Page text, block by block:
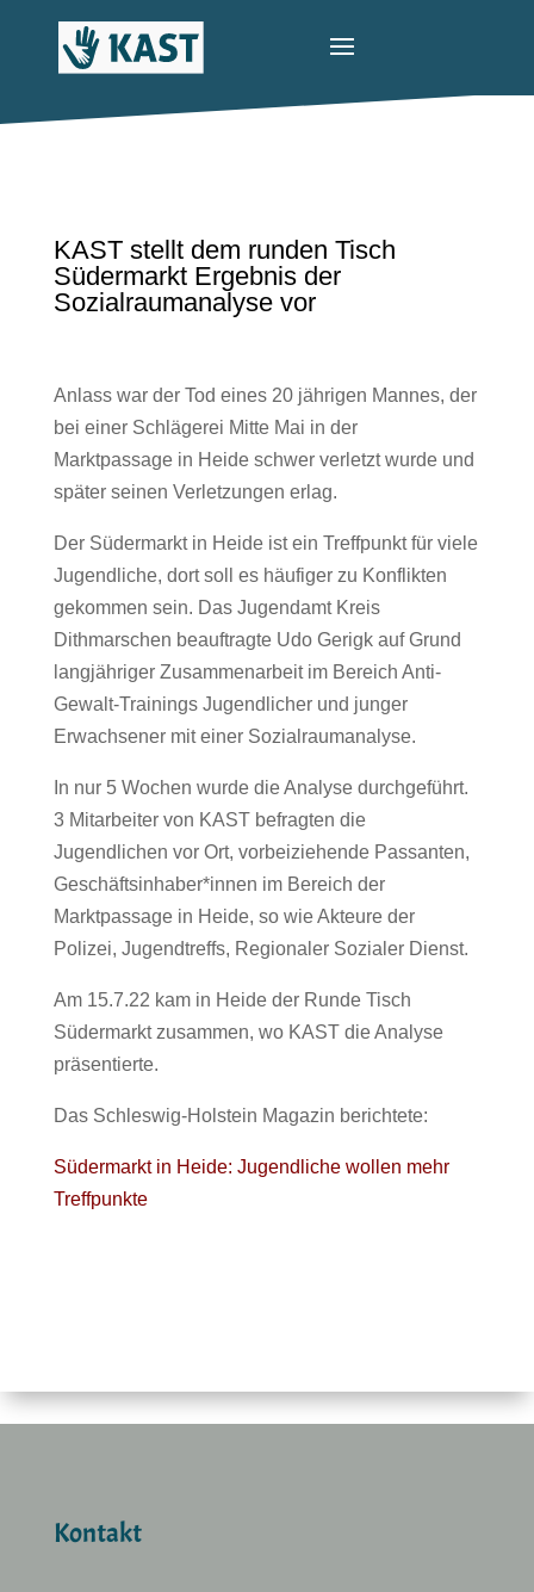
KAST stellt dem runden Tisch
Südermarkt Ergebnis der
Sozialraumanalyse vor
Anlass war der Tod eines 20 jährigen Mannes, der
bei einer Schlägerei Mitte Mai in der
Marktpassage in Heide schwer verletzt wurde und
später seinen Verletzungen erlag.
Der Südermarkt in Heide ist ein Treffpunkt für viele
Jugendliche, dort soll es häufiger zu Konflikten
gekommen sein. Das Jugendamt Kreis
Dithmarschen beauftragte Udo Gerigk auf Grund
langjähriger Zusammenarbeit im Bereich Anti-
Gewalt-Trainings Jugendlicher und junger
Erwachsener mit einer Sozialraumanalyse.
In nur 5 Wochen wurde die Analyse durchgeführt.
3 Mitarbeiter von KAST befragten die
Jugendlichen vor Ort, vorbeiziehende Passanten,
Geschäftsinhaber*innen im Bereich der
Marktpassage in Heide, so wie Akteure der
Polizei, Jugendtreffs, Regionaler Sozialer Dienst.
Am 15.7.22 kam in Heide der Runde Tisch
Südermarkt zusammen, wo KAST die Analyse
präsentierte.
Das Schleswig-Holstein Magazin berichtete:
Südermarkt in Heide: Jugendliche wollen mehr
Treffpunkte
Kontakt